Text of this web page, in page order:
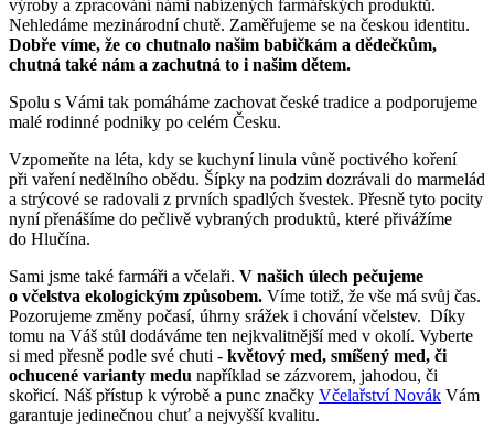
výroby a zpracování námi nabízených farmářských produktů.
Nehledáme mezinárodní chutě. Zaměřujeme se na českou identitu.
Dobře víme, že co chutnalo našim babičkám a dědečkům,
chutná také nám a zachutná to i našim dětem.
Spolu s Vámi tak pomáháme zachovat české tradice a podporujeme
malé rodinné podniky po celém Česku.
Vzpomeňte na léta, kdy se kuchyní linula vůně poctivého koření
při vaření nedělního obědu. Šípky na podzim dozrávali do marmelád
a strýcové se radovali z prvních spadlých švestek. Přesně tyto pocity
nyní přenášíme do pečlivě vybraných produktů, které přivážíme
do Hlučína.
Sami jsme také farmáři a včelaři. V našich úlech pečujeme
o včelstva ekologickým způsobem. Víme totiž, že vše má svůj čas.
Pozorujeme změny počasí, úhrny srážek i chování včelstev. Díky
tomu na Váš stůl dodáváme ten nejkvalitnější med v okolí. Vyberte
si med přesně podle své chuti - květový med, smíšený med, či
ochucené varianty medu například se zázvorem, jahodou, či
skořicí. Náš přístup k výrobě a punc značky Včelařství Novák Vám
garantuje jedinečnou chuť a nejvyšší kvalitu.